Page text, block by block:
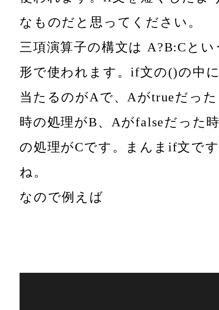
なものだと思ってください。
三項演算子の構文は A?B:Cとい
形で使われます。if文の()の中
当たるのがAで、Aがtrueだった
時の処理がB、Aがfalseだった
の処理がCです。まんまif文です
ね。
なので例えば